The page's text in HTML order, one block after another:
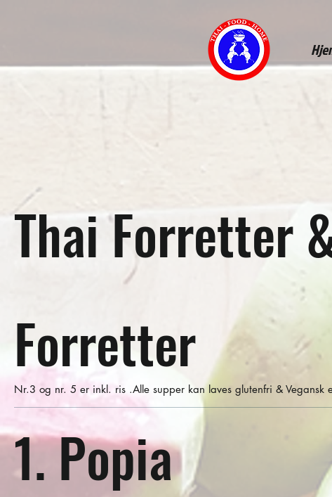
Thai Forretter
Forretter
Nr.3 og nr. 5 er inkl. ris .Alle supper kan laves glutenfri & Vegansk
1. Popia